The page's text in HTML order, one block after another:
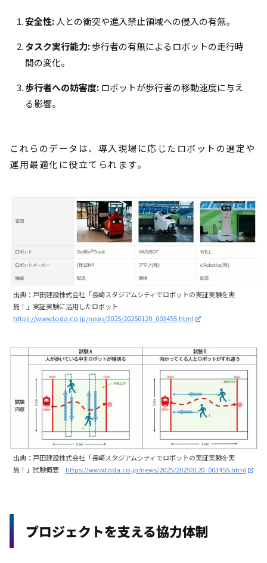
安全性: 人との衝突や進入禁止領域への侵入の有無。
タスク実行能力:歩行者の有無によるロボットの走行時
間の変化。
歩行者への妨害度: ロボットが歩行者の移動速度に与え
る影響。
これらのデータは、導入現場に応じたロボットの選定や
運用最適化に役立てられます。
出典：戸田建設株式会社「長崎スタジアムシティでロボットの実証実験を実
施！」実証実験に活用したロボット
https://www.toda.co.jp/news/2025/20250120_003455.html
出典：戸田建設株式会社「長崎スタジアムシティでロボットの実証実験を実
施！」試験概要 https://www.toda.co.jp/news/2025/20250120_003455.html
プロジェクトを支える協力体制